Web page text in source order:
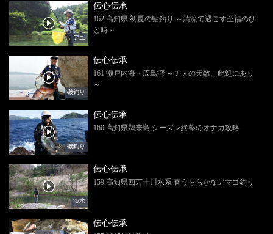
アユ
伝心伝承
162 高知県 初夏の鮎釣り ～清流で過ごす至福のひ
と時～
磯釣り
伝心伝承
161 瀬戸内海・広島湾 ～チヌの天敵、此処にあり
～
磯釣り
伝心伝承
160 高知県鵜来島 シーズン終盤のオナガ攻略
淡水
伝心伝承
159 高知県四万十川水系 春うららかなアマゴ釣り
伝心伝承